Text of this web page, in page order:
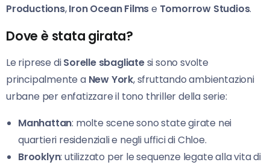
Productions,Iron Ocean Filmse Tomorrow Studios.
Dove è stata girata?
Le riprese diSorelle sbagliatesi sono svolte
principalmente a New York, sfruttando ambientazioni
urbane per enfatizzare il tono thriller della serie:
Manhattan: molte scene sono state girate nei
quartieri residenziali e negli uffici di Chloe.
Brooklyn: utilizzato per le sequenze legate alla vita di